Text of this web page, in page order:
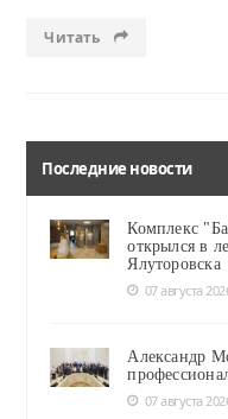
Читать
Последние новости
Комплекс
открылся в
Ялуторовска
07 августа
Александр
07 августа